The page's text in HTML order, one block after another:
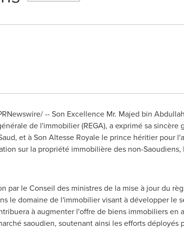
-- Son Excellence Mr. Majed bin
de l'immobilier (REGA), a exprimé sa sincère
, et àSon Altesse Royalele prince héritier pour
sur la propriété immobilière des non-
par le Conseil des ministres de la mise à jour du
le domaine de l'immobilier visant à développer le
à augmenter l'offre de biens immobiliers en
saoudien, soutenant ainsi les efforts déployés